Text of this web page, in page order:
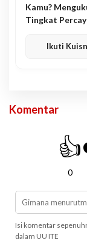
Kamu?
Tingkat
Ikuti
Komentar
👍
0
Isi komentar
dalam UU ITE